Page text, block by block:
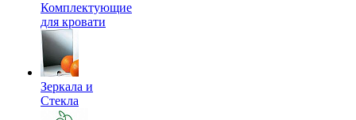
Комплектующие
для кровати
Зеркала и
Стекла